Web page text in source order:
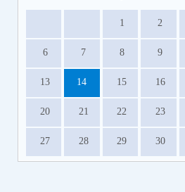
1 2
6 7 8 9
13 14 15 16
20 21 22 23
27 28 29 30